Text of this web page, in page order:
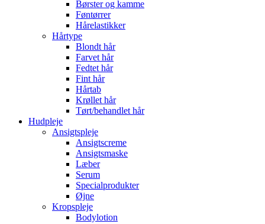
Børster og kamme
Føntørrer
Hårelastikker
Hårtype
Blondt hår
Farvet hår
Fedtet hår
Fint hår
Hårtab
Krøllet hår
Tørt/behandlet hår
Hudpleje
Ansigtspleje
Ansigtscreme
Ansigtsmaske
Læber
Serum
Specialprodukter
Øjne
Kropspleje
Bodylotion